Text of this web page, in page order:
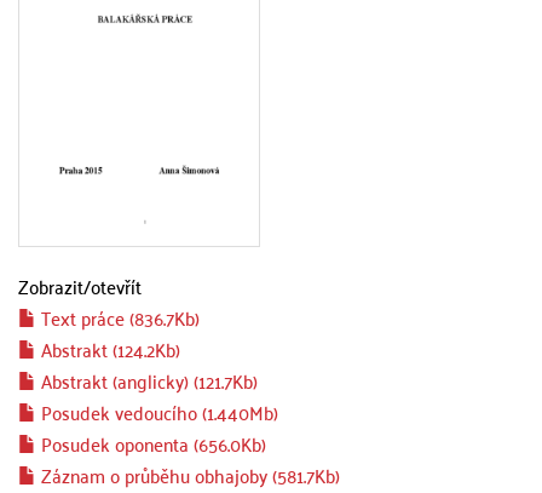
Zobrazit/otevřít
Text práce (836.7Kb)
Abstrakt (124.2Kb)
Abstrakt (anglicky) (121.7Kb)
Posudek vedoucího (1.440Mb)
Posudek oponenta (656.0Kb)
Záznam o průběhu obhajoby (581.7Kb)